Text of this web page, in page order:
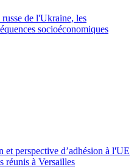
de l'Ukraine, les
socioéconomiques
et perspective d’adhésion à l'UE
réunis à Versailles